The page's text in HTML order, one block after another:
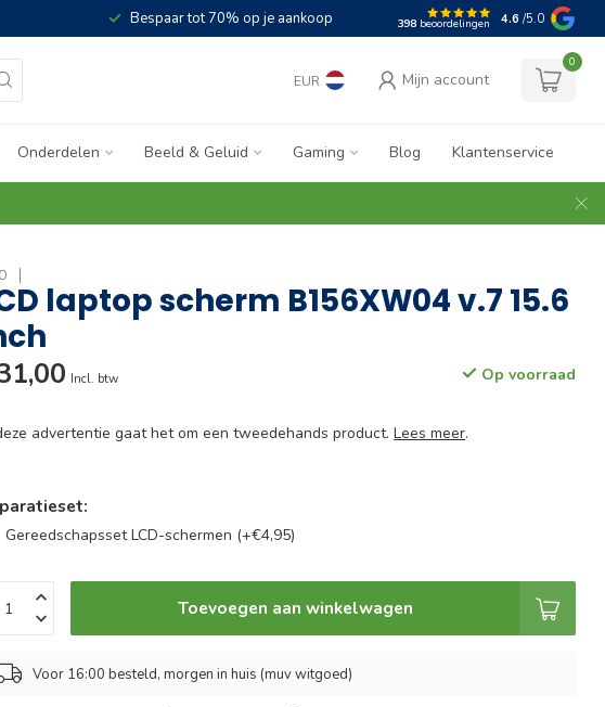
Bespaar tot 70% op je aankoop 398 beoordelingen 4.6 /5.0
EUR Mijn account
0
Onderdelen Beeld & Geluid Gaming Blog Klantenservice
laptop scherm B156XW04 v.7 15.6
Incl. btw Op voorraad
advertentie gaat het om een tweedehands product.Lees meer.
Gereedschapsset LCD-schermen (+€4,95)
Toevoegen aan winkelwagen
Voor 16:00 besteld, morgen in huis (muv witgoed)